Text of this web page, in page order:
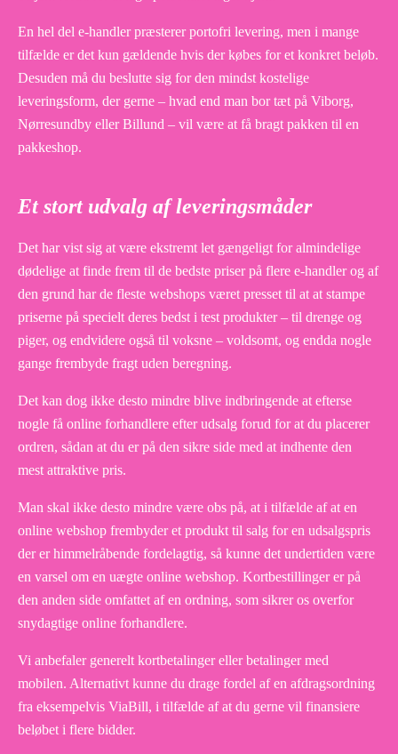
En hel del e-handler præsterer portofri levering, men i mange
tilfælde er det kun gældende hvis der købes for et konkret beløb.
Desuden må du beslutte sig for den mindst kostelige
leveringsform, der gerne – hvad end man bor tæt på Viborg,
Nørresundby eller Billund – vil være at få bragt pakken til en
pakkeshop.
Et stort udvalg af leveringsmåder
Det har vist sig at være ekstremt let gængeligt for almindelige
dødelige at finde frem til de bedste priser på flere e-handler og af
den grund har de fleste webshops været presset til at at stampe
priserne på specielt deres bedst i test produkter – til drenge og
piger, og endvidere også til voksne – voldsomt, og endda nogle
gange frembyde fragt uden beregning.
Det kan dog ikke desto mindre blive indbringende at efterse
nogle få online forhandlere efter udsalg forud for at du placerer
ordren, sådan at du er på den sikre side med at indhente den
mest attraktive pris.
Man skal ikke desto mindre være obs på, at i tilfælde af at en
online webshop frembyder et produkt til salg for en udsalgspris
der er himmelråbende fordelagtig, så kunne det undertiden være
en varsel om en uægte online webshop. Kortbestillinger er på
den anden side omfattet af en ordning, som sikrer os overfor
snydagtige online forhandlere.
Vi anbefaler generelt kortbetalinger eller betalinger med
mobilen. Alternativt kunne du drage fordel af en afdragsordning
fra eksempelvis ViaBill, i tilfælde af at du gerne vil finansiere
beløbet i flere bidder.